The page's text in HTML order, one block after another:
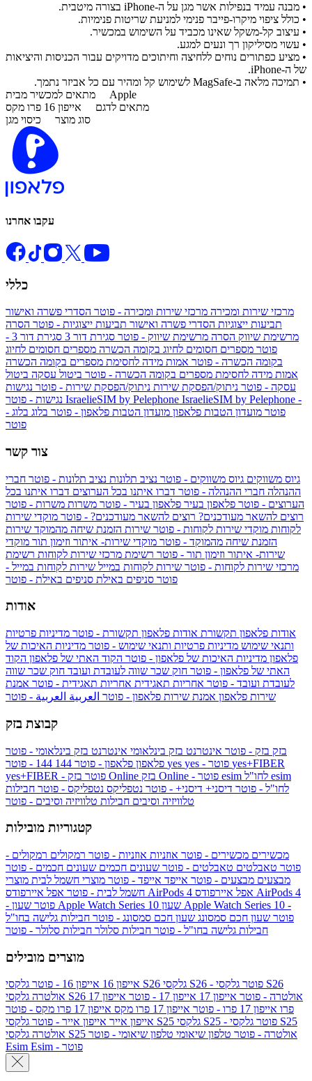
• מבנה עמיד בנפילות אשר מגן על ה-iPhone בצורה מיטבית.
• כולל ציפוי מיקרו-פייבר פנימי למניעת שריטות פנימיות.
• עיצוב קל-משקל שאינו מכביד על השימוש במכשיר.
• עשוי מסיליקון רך ונעים למגע.
• מציע כפתורים נוחים ללחיצה וחיתוכים מדויקים עבור הכניסות והיציאות
של ה-iPhone.
• תמיכה מלאה ב-MagSafe לשימוש קל ומהיר עם כל אביזר נתמך.
מתאים למכשיר מבית Apple
מתאים לדגם אייפון 16 פרו מקס
סוג מוצר כיסוי מגן
עקבו אחרנו
כללי
מרכזי שירות ומכירה מרכזי שירות ומכירה - פוטר הסדרי פשרה ואישור
תביעות ייצוגיות הסדרי פשרה ואישור תביעות ייצוגיות - פוטר הסרה
מרשימת שיווק הסרה מרשימת שיווק - פוטר סגירת דור 3
סגירת דור 3 -
פוטר מספרים חסומים לחיוג בקומה הכשרה מספרים חסומים לחיוג
בקומה הכשרה - פוטר אמות מידה לחסימת מספרים בקומה הכשרה
אמות מידה לחסימת מספרים בקומה הכשרה - פוטר ביטול עסקה ביטול
עסקה - פוטר ניתוק/הפסקת שירות ניתוק/הפסקת שירות - פוטר נגישות
IsraelieSIM by Pelephone IsraelieSIM by Pelephone -
פוטר מועדון הטבות פלאפון מועדון הטבות פלאפון - פוטר בלוג בלוג -
פוטר
צור קשר
גיוס משווקים גיוס משווקים - פוטר נציב תלונות נציב תלונות - פוטר חברי
ההנהלה חברי ההנהלה - פוטר דברו איתנו בכל הערוצים דברו איתנו בכל
הערוצים - פוטר פלאפון בעיר פלאפון בעיר - פוטר משרות משרות - פוטר
רוצים להשאר מעודכנים? רוצים להשאר מעודכנים? - פוטר מוקדי שירות
לקוחות מוקדי שירות לקוחות - פוטר שירות הזמנת שיחה מהמוקד שירות
הזמנת שיחה מהמוקד - פוטר מוקדי שירות- איתור וזימון תור מוקדי
שירות- איתור וזימון תור - פוטר רשימת מרכזי שירות לקוחות רשימת
מרכזי שירות לקוחות - פוטר שירות לקוחות במייל שירות לקוחות במייל -
פוטר סניפים באילת סניפים באילת - פוטר
אודות
אודות פלאפון תקשורת אודות פלאפון תקשורת - פוטר מדיניות פרטיות
ותנאי שימוש מדיניות פרטיות ותנאי שימוש - פוטר מדיניות האיכות של
פלאפון מדיניות האיכות של פלאפון - פוטר הקוד האתי של פלאפון הקוד
האתי של פלאפון - פוטר חוק שכר שווה לעובדת ועובד חוק שכר שווה
לעובדת ועובד - פוטר אחריות תאגידית אחריות תאגידית - פוטר אמנת
שירות פלאפון אמנת שירות פלאפון - פוטר العربية العربية - פוטר
קבוצת בזק
בזק בזק - פוטר אינטרנט בזק בינלאומי אינטרנט בזק בינלאומי - פוטר
פלאפון פלאפון - פוטר 144 yes
yes+FIBER
yes+FIBER - פוטר בזק Online
esim
לחו"ל - פוטר דיסני+ דיסני+ - פוטר נטפליקס נטפליקס - פוטר חבילות
טלוויזיה וסיבים חבילות טלוויזיה וסיבים - פוטר
קטגוריות מובילות
מכשירים מכשירים - פוטר אוזניות אוזניות - פוטר רמקולים רמקולים -
פוטר טאבלטים טאבלטים - פוטר שעונים חכמים שעונים חכמים - פוטר
מבצעים מבצעים - פוטר אייפד אייפד - פוטר מוצרי חשמל לבית מוצרי
חשמל לבית - פוטר אפל איירפודס AirPods 4 אפל איירפודס AirPods 4
- פוטר שעון Apple Watch Series 10 שעון Apple Watch Series 10 -
פוטר שעון חכם סמסונג שעון חכם סמסונג - פוטר חבילות גלישה בחו"ל
חבילות גלישה בחו"ל - פוטר חבילות סלולר חבילות סלולר - פוטר
מוצרים מובילים
אייפון 16 אייפון 16 - פוטר גלקסי S26 גלקסי S26 - פוטר גלקסי S26
אולטרה
גלקסי S26 אולטרה - פוטר אייפון 17 אייפון 17 - פוטר
אייפון 17
פרו אייפון 17 פרו - פוטר אייפון 17 פרו מקס
אייפון 17 פרו מקס - פוטר
אייפון אייר אייפון אייר - פוטר גלקסי S25 גלקסי S25 - פוטר גלקסי S25
אולטרה
גלקסי S25 אולטרה - פוטר טלפון שיאומי טלפון שיאומי - פוטר
Esim
Esim - פוטר